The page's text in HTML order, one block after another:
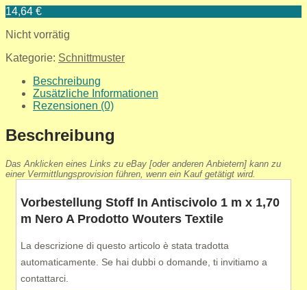
14,64 €
Nicht vorrätig
Kategorie: Schnittmuster
Beschreibung
Zusätzliche Informationen
Rezensionen (0)
Beschreibung
Das Anklicken eines Links zu eBay [oder anderen Anbietern] kann zu
einer Vermittlungsprovision führen, wenn ein Kauf getätigt wird.
Vorbestellung Stoff In Antiscivolo 1 m x 1,70
m Nero A Prodotto Wouters Textile
La descrizione di questo articolo è stata tradotta
automaticamente. Se hai dubbi o domande, ti invitiamo a
contattarci.